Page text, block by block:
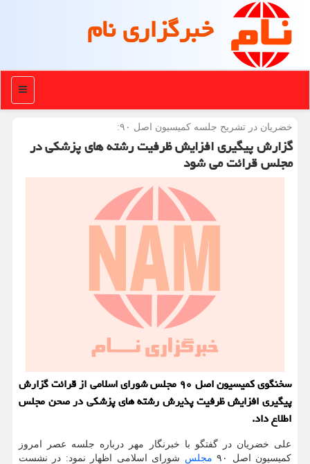
خبرگزاری نام
منو
خضریان در تشریح جلسه كمیسیون اصل ۹۰:
گزارش پیگیری افزایش ظرفیت رشته های پزشکی در
مجلس قرائت می شود
سخنگوی کمیسیون اصل ۹۰ مجلس شورای اسلامی از قرائت گزارش
پیگیری افزایش ظرفیت پذیرش رشته های پزشکی در صحن مجلس
اطلاع داد.
علی خضریان در گفتگو با خبرنگار مهر درباره جلسه عصر امروز
کمیسیون اصل ۹۰
مجلس شورای اسلامی اظهار نمود: در نشست